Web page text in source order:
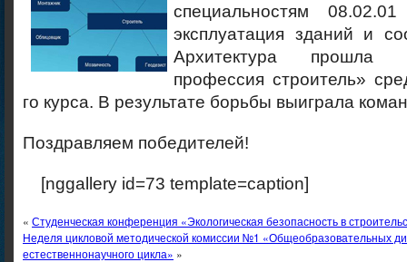
специальностям
эксплуатация зданий и
Архитектура прошла
профессия строитель»
го курса. В результате борьбы выиграла
Поздравляем победителей!
[nggallery id=73
« Студенческая конференция «Экологическая безопасность в
Неделя цикловой методической комиссии №1 «Общеобразовательных
естественнонаучного цикла» »